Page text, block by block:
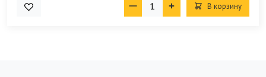
В корзину